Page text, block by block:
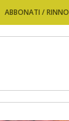
ABBONATI /